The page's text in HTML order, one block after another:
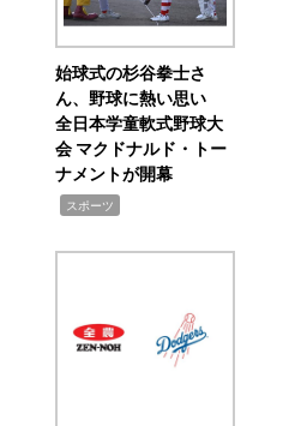
始球式の杉谷拳士さ
ん、野球に熱い思い
全日本学童軟式野球大
会 マクドナルド・トー
ナメントが開幕
スポーツ